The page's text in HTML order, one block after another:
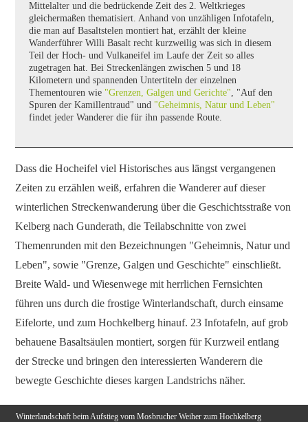
Mittelalter und die bedrückende Zeit des 2. Weltkrieges
gleichermaßen thematisiert. Anhand von unzähligen Infotafeln,
die man auf Basaltstelen montiert hat, erzählt der kleine
Wanderführer Willi Basalt recht kurzweilig was sich in diesem
Teil der Hoch- und Vulkaneifel im Laufe der Zeit so alles
zugetragen hat. Bei Streckenlängen zwischen 5 und 18
Kilometern und spannenden Untertiteln der einzelnen
Thementouren wie "Grenzen, Galgen und Gerichte" , "Auf den
Spuren der Kamillentraud" und "Geheimnis, Natur und Leben"
findet jeder Wanderer die für ihn passende Route.
Dass die Hocheifel viel Historisches aus längst vergangenen
Zeiten zu erzählen weiß, erfahren die Wanderer auf dieser
winterlichen Streckenwanderung über die Geschichtsstraße von
Kelberg nach Gunderath, die Teilabschnitte von zwei
Themenrunden mit den Bezeichnungen "Geheimnis, Natur und
Leben", sowie "Grenze, Galgen und Geschichte" einschließt.
Breite Wald- und Wiesenwege mit herrlichen Fernsichten
führen uns durch die frostige Winterlandschaft, durch einsame
Eifelorte, und zum Hochkelberg hinauf. 23 Infotafeln, auf grob
behauene Basaltsäulen montiert, sorgen für Kurzweil entlang
der Strecke und bringen den interessierten Wanderern die
bewegte Geschichte dieses kargen Landstrichs näher.
Winterlandschaft beim Aufstieg vom Mosbrucher Weiher zum Hochkelberg